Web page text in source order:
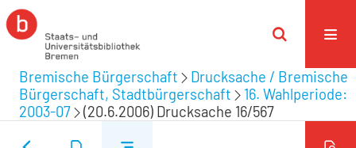
Bremische Bürgerschaft
Drucksache / Bremische
Bürgerschaft, Stadtbürgerschaft
16. Wahlperiode:
2003-07
(20.6.2006) Drucksache 16/567